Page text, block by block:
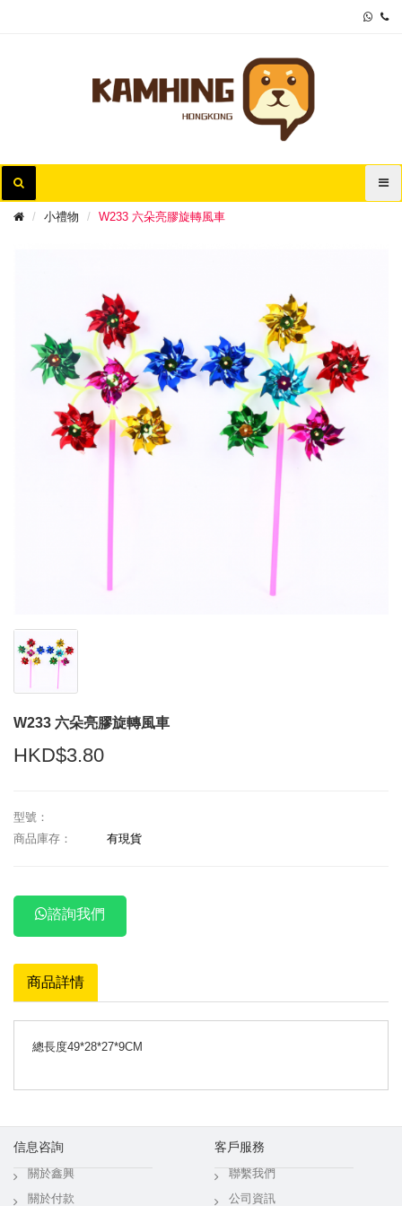
小禮物 W233 六朵亮膠旋轉風車
W233 六朵亮膠旋轉風車
HKD$3.80
型號：
商品庫存：
有現貨
諮詢我們
商品詳情
總長度49*28*27*9CM
信息咨詢
關於鑫興
關於付款
客戶服務
聯繫我們
公司資訊